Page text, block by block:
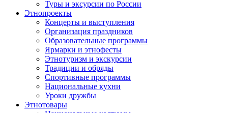
Туры и эксурсии по России
Этнопроекты
Концерты и выступления
Организация праздников
Образовательные программы
Ярмарки и этнофесты
Этнотуризм и экскурсии
Традиции и обряды
Спортивные программы
Национальные кухни
Уроки дружбы
Этнотовары